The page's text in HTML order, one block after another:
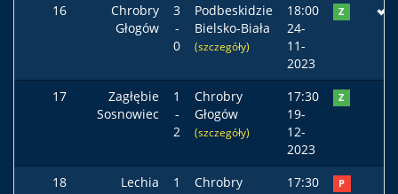
16
Chrobry
Głogów
3
-
0
Podbeskidzie
Bielsko-Biała
(szczegóły)
18:00
24-
11-
2023
Z
17
Zagłębie
Sosnowiec
1
-
2
Chrobry
Głogów
(szczegóły)
17:30
19-
12-
2023
Z
18
Lechia
1
Chrobry
17:30
P